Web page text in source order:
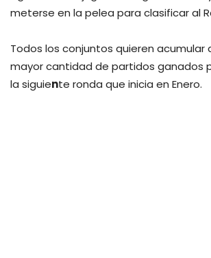
meterse en la pelea para clasificar al
Todos los conjuntos quieren acumular
mayor cantidad de partidos ganados
la siguiente ronda que inicia en Enero.